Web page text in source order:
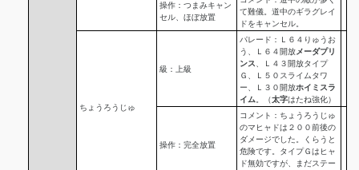
操作：つまみキャン
セル、ほぼ放置
て難儀。道中のギラグレイ
ドをキャンセル。
ちょうろうじゅ
級：上級
パレード：Ｌ６４りゅうお
う、Ｌ６４開放メーダプリ
ンス、Ｌ４３開放タイプ
Ｇ、Ｌ５０スライムタワ
ー、Ｌ３０開放ホイミスラ
イム。（太字はたね強化）
操作：完全放置
コメント：ちょうろうじゅ
のマヒャドは２００前後の
ダメージでした。くらうと
危険です。タイプＧはヒャ
ド無効ですが、まだステー